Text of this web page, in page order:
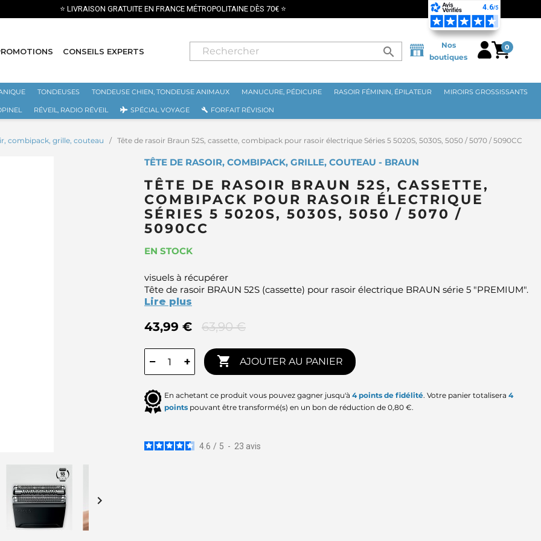
⭐ LIVRAISON GRATUITE EN FRANCE MÉTROPOLITAINE DÈS 70€ ⭐
CONSEILS EXPERTS search
Nos
boutiques
0
TONDEUSES TONDEUSE CHIEN, TONDEUSE ANIMAUX MANUCURE, PÉDICURE RASOIR FÉMININ, ÉPILATEUR MIROIRS GROSSISSANTS
RÉVEIL, RADIO RÉVEIL SPÉCIAL VOYAGE FORFAIT RÉVISION
combipack, grille, couteau Tête de rasoir Braun 52S, cassette, combipack pour rasoir électrique Séries 5 5020S, 5030S, 5050 / 5070 / 5090CC

TÊTE DE RASOIR, COMBIPACK, GRILLE, COUTEAU - BRAUN
TÊTE DE RASOIR BRAUN 52S, CASSETTE,
COMBIPACK POUR RASOIR ÉLECTRIQUE
SÉRIES 5 5020S, 5030S, 5050 / 5070 /
5090CC
EN STOCK
visuels à récupérer
Tête de rasoir BRAUN 52S (cassette) pour rasoir électrique BRAUN série 5 "PREMIUM".
Lire plus
43,99 € 63,90 €
− +  AJOUTER AU PANIER
En achetant ce produit vous pouvez gagner jusqu'à 4points de fidélité. Votre panier totalisera 4
points pouvant être transformé(s) en un bon de réduction de 0,80 €.
4.6 / 5 - 23 avis